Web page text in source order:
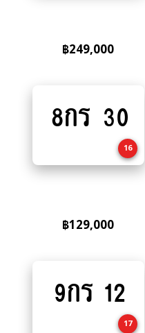
฿249,000
to
8กร 30
16
฿129,000
more
9กร 12
17